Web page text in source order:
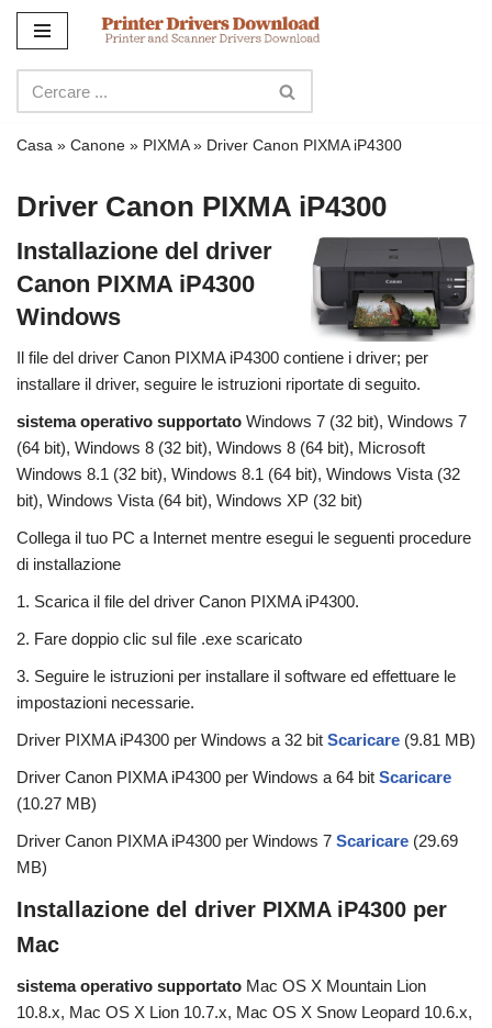
contenuto
Casa » Canone » PIXMA» Driver Canon PIXMA iP4300
Driver Canon PIXMA iP4300
Installazione del driver
Canon PIXMA iP4300
Windows
Il file del driver Canon PIXMA iP4300 contiene i driver; per
installare il driver, seguire le istruzioni riportate di seguito.
sistema operativo supportato Windows 7 (32 bit), Windows 7
(64 bit), Windows 8 (32 bit), Windows 8 (64 bit), Microsoft
Windows 8.1 (32 bit), Windows 8.1 (64 bit), Windows Vista (32
bit), Windows Vista (64 bit), Windows XP (32 bit)
Collega il tuo PC a Internet mentre esegui le seguenti procedure
di installazione
1. Scarica il file del driver Canon PIXMA iP4300.
2. Fare doppio clic sul file .exe scaricato
3. Seguire le istruzioni per installare il software ed effettuare le
impostazioni necessarie.
Driver PIXMA iP4300 per Windows a 32 bit Scaricare (9.81 MB)
Driver Canon PIXMA iP4300 per Windows a 64 bit Scaricare
(10.27 MB)
Driver Canon PIXMA iP4300 per Windows 7 Scaricare (29.69
MB)
Installazione del driver PIXMA iP4300 per
Mac
sistema operativo supportato Mac OS X Mountain Lion
10.8.x, Mac OS X Lion 10.7.x, Mac OS X Snow Leopard 10.6.x,